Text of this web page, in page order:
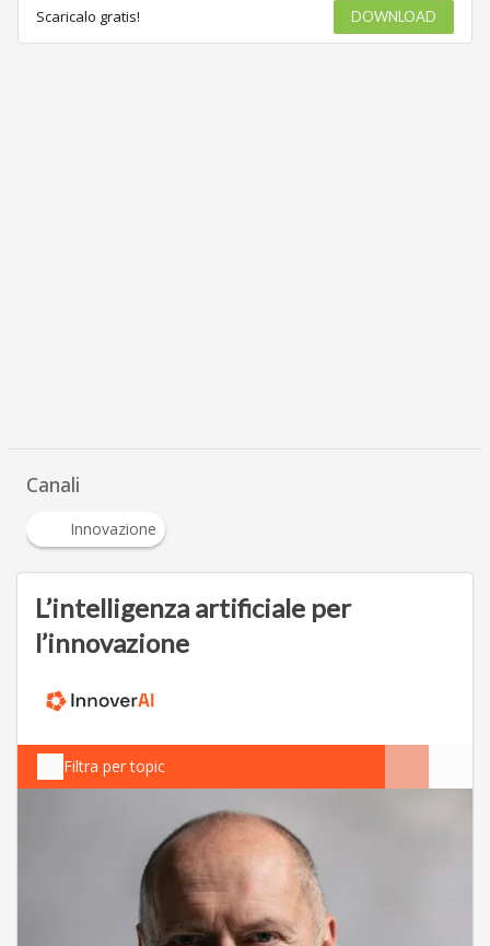
Scaricalo gratis! DOWNLOAD
Canali
Innovazione
L’intelligenza artificiale per
l’innovazione
Filtra per topic